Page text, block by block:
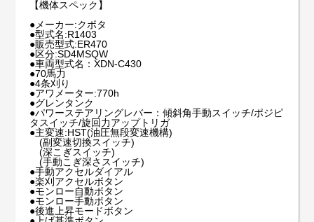
【機体スペック】
●メーカー:クボタ
●型式名:R1403
●販売型式:ER470
●区分:SD4MSQW
●車両型式名：XDN-C430
●70馬力
●4条刈り
●アワメーター:770h
●グレンタンク
●パワーステアリングレバー：傾斜角手動スイッチ/ポジピ
タスイッチ/旋回力アップトリガ
●主変速:HST(油圧無段変速機構)
(副変速切換スイッチ)
(深こぎスイッチ)
(手動こぎ深さスイッチ)
●手動アクセルダイアル
●楽刈アクセルボタン
●モンロー自動ボタン
●モンロー手動ボタン
●後進上昇モードボタン